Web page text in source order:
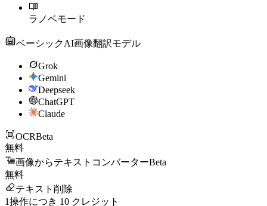
ラノベモード
ベーシックAI画像翻訳モデル
Grok
Gemini
Deepseek
ChatGPT
Claude
OCRBeta
無料
画像からテキストコンバーターBeta
無料
テキスト削除
1操作につき 10 クレジット